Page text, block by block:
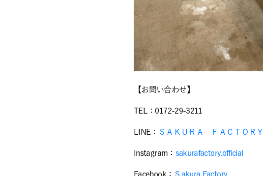
【お問い合わせ】
TEL：0172-29-3211
LINE： ＳＡＫＵＲＡ ＦＡＣＴＯＲＹ
Instagram： sakurafactory.official
Facebook： Ｓakura Factory